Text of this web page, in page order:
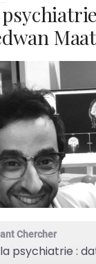
Chercher